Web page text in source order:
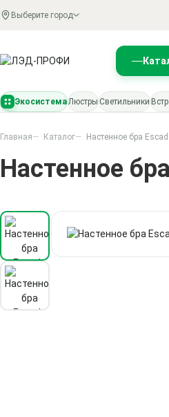
Выберите город
ЭкосистемаЛюстры Светильники
Главная Каталог Настенное бра
Настенное